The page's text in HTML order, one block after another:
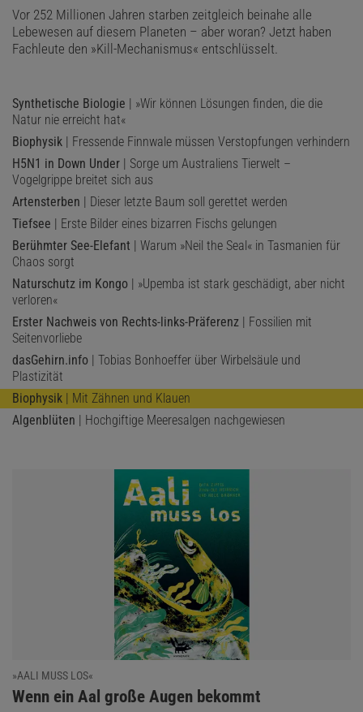
Vor 252 Millionen Jahren starben zeitgleich beinahe alle
Lebewesen auf diesem Planeten – aber woran? Jetzt haben
Fachleute den »Kill-Mechanismus« entschlüsselt.
Synthetische Biologie | »Wir können Lösungen finden, die die
Natur nie erreicht hat«
Biophysik | Fressende Finnwale müssen Verstopfungen verhindern
H5N1 in Down Under | Sorge um Australiens Tierwelt –
Vogelgrippe breitet sich aus
Artensterben | Dieser letzte Baum soll gerettet werden
Tiefsee | Erste Bilder eines bizarren Fischs gelungen
Berühmter See-Elefant | Warum »Neil the Seal« in Tasmanien für
Chaos sorgt
Naturschutz im Kongo | »Upemba ist stark geschädigt, aber nicht
verloren«
Erster Nachweis von Rechts-links-Präferenz | Fossilien mit
Seitenvorliebe
dasGehirn.info | Tobias Bonhoeffer über Wirbelsäule und
Plastizität
Biophysik | Mit Zähnen und Klauen
Algenblüten | Hochgiftige Meeresalgen nachgewiesen
»AALI MUSS LOS«
:
Wenn ein Aal große Augen bekommt